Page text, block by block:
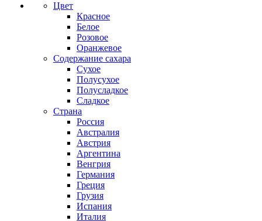
Цвет
Красное
Белое
Розовое
Оранжевое
Содержание сахара
Сухое
Полусухое
Полусладкое
Сладкое
Страна
Россия
Австралия
Австрия
Аргентина
Венгрия
Германия
Греция
Грузия
Испания
Италия